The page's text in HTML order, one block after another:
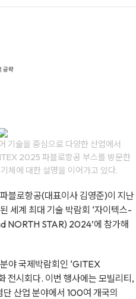
공략
기술을 중심으로 다양한 산업에서
2025 파블로항공 부스를 방문한
체에 대한 설명을 이어가고 있다.
블로항공(대표이사 김영준)이 지난
세계 최대 기술 박람회 ‘자이텍스-
NORTH STAR) 2024’에 참가해
야 국제박람회인 ‘GITEX
전시회다. 이번 행사에는 모빌리티,
산업 분야에서 100여 개국의